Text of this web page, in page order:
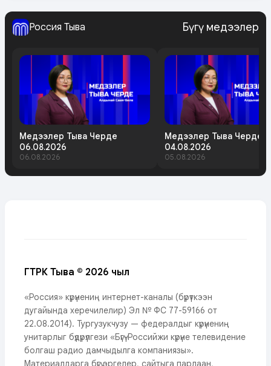
Россия Тыва Бүгү медээлер
Медээлер Тыва Черде
06.08.2026
06.08.2026
Медээлер Тыва Черде
04.08.2026
05.08.2026
ГТРК Тыва © 2026 чыл
«Россия» күрүнениң интернет-каналы (бүрүткээн
дугайында херечилелир) Эл № ФС 77-59166 от
22.08.2014). Тургузукчузу — федералдыг күрүнениң
унитарлыг бүдүрүлгези «Бүгү-Российжи күрүне телевидение
болгаш радио дамчыдылга компаниязы».
Материалдарга бүгү эргелер, сайтыга парлаан,